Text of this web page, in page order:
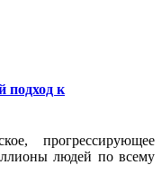
подход к
прогрессирующее
людей по всему